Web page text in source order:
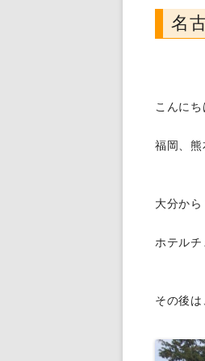
名
こんにち
福岡、熊
大分から
ホテル
その後は